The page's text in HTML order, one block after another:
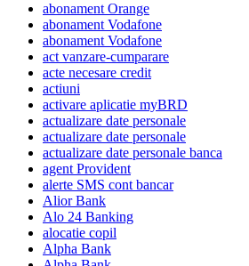
abonament Orange
abonament Vodafone
abonament Vodafone
act vanzare-cumparare
acte necesare credit
actiuni
activare aplicatie myBRD
actualizare date personale
actualizare date personale
actualizare date personale banca
agent Provident
alerte SMS cont bancar
Alior Bank
Alo 24 Banking
alocatie copil
Alpha Bank